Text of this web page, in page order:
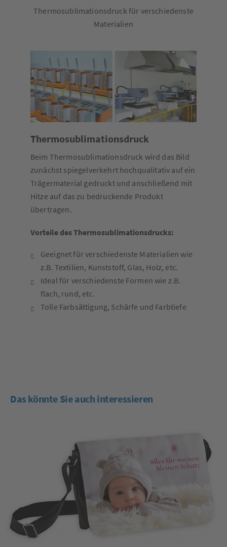
Thermosublimationsdruck für verschiedenste
Materialien
Thermosublimationsdruck
Beim Thermosublimationsdruck wird das Bild
zunächst spiegelverkehrt hochqualitativ auf ein
Trägermaterial gedruckt und anschließend mit
Hitze auf das zu bedruckende Produkt
übertragen.
Vorteile des Thermosublimationsdrucks:
Geeignet für verschiedenste Materialien wie
z.B. Textilien, Kunststoff, Glas, Holz, etc.
Ideal für verschiedenste Formen wie z.B.
flach, rund, etc.
Tolle Farbsättigung, Schärfe und Farbtiefe
Das könnte Sie auch interessieren